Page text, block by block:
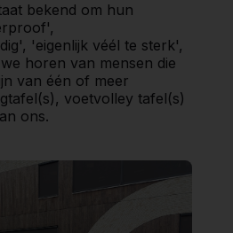
bekend om hun
'eigenlijk véél te sterk',
horen van mensen die
van één of meer
voetvolley tafel(s)
ons.